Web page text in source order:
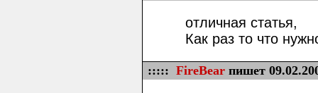
отличная статья,
Как раз то что
::::: FireBear пишет